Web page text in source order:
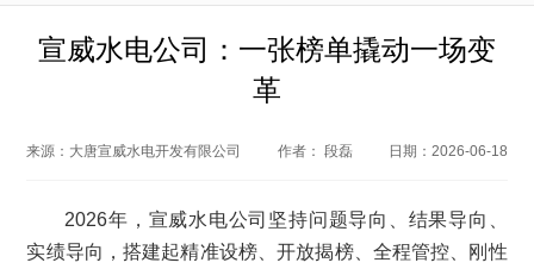
宣威水电公司：一张榜单撬动一场变
革
来源： 大唐宣威水电开发有限公司 作者： 段磊 日期： 2026-06-18
2026年，宣威水电公司坚持问题导向、结果导向、
实绩导向，搭建起精准设榜、开放揭榜、全程管控、刚性